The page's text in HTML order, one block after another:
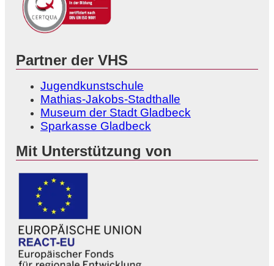
Partner der VHS
Jugendkunstschule
Mathias-Jakobs-Stadthalle
Museum der Stadt Gladbeck
Sparkasse Gladbeck
Mit Unterstützung von